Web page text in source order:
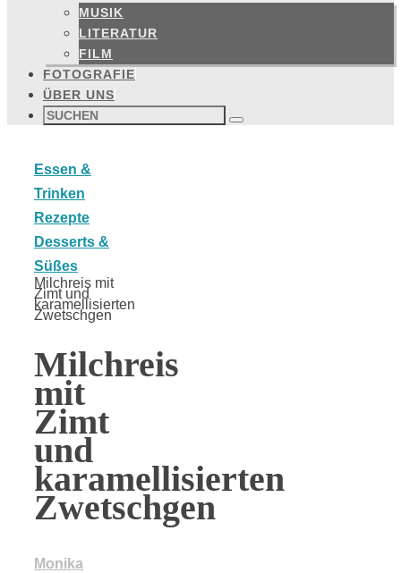
MUSIK
LITERATUR
FILM
FOTOGRAFIE
ÜBER UNS
Suchen
nach: Suchen
Start
Essen &
Trinken
Rezepte
Desserts &
Süßes
Milchreis mit
Zimt und
karamellisierten
Zwetschgen
Milchreis
mit
Zimt
und
karamellisierten
Zwetschgen
Monika